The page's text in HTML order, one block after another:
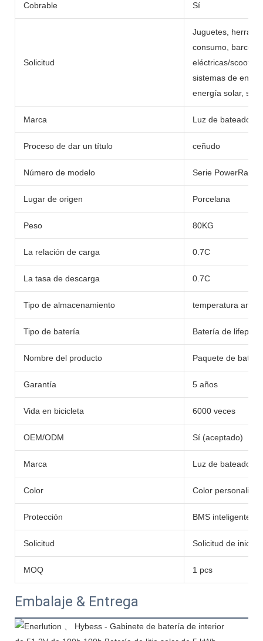
Cobrable Sí
Solicitud
Juguetes,
consumo, barcos,
eléctricas/
sistemas de
energía solar,
Marca Luz de bateador
Proceso de dar un título ceñudo
Número de modelo Serie PowerRack
Lugar de origen Porcelana
Peso 80KG
La relación de carga 0.7C
La tasa de descarga 0.7C
Tipo de almacenamiento temperatura
Tipo de batería Batería de lifepo4/
Nombre del producto Paquete de
Garantía 5 años
Vida en bicicleta 6000 veces
OEM/ODM Sí (aceptado)
Marca Luz de bateador
Color Color
Protección BMS inteligente
Solicitud Solicitud de inicio
MOQ 1 pcs
Embalaje & Entrega